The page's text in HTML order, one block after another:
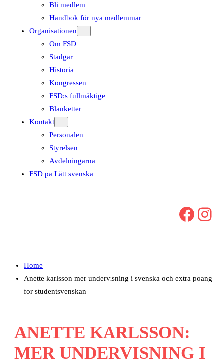
Bli medlem
Handbok för nya medlemmar
Organisationen
Om FSD
Stadgar
Historia
Kongressen
FSD:s fullmäktige
Blanketter
Kontakt
Personalen
Styrelsen
Avdelningarna
FSD på Lätt svenska
Facebook Instagram
Home
Anette karlsson mer undervisning i svenska och extra poang
for studentsvenskan
ANETTE KARLSSON:
MER UNDERVISNING I